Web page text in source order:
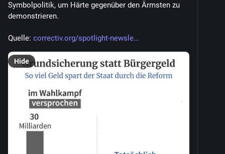
Symbolpolitik, um Härte gegenüber den Ärmsten zu
demonstrieren.
Quelle: correctiv.org/spotlight-newsle
Hide